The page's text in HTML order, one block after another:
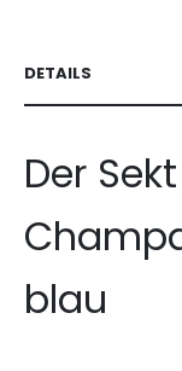
DETAILS
Der
blau